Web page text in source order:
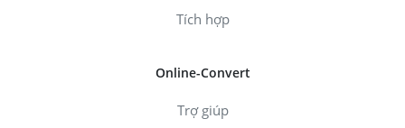
Tích hợp
Online-Convert
Trợ giúp